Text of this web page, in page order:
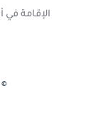
الإقامة في
©